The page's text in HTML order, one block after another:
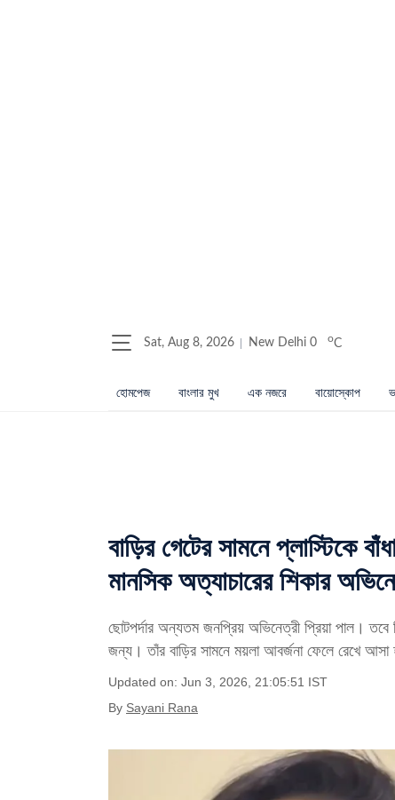
Sat, Aug 8, 2026 New Delhi 0 oC
হোমপেজ বাংলার মুখ এক নজরে বায়োস্কোপ
বাড়ির গেটের সামনে প্লাস্টিকে
মানসিক অত্যাচারের শিকার
ছোটপর্দার অন্যতম জনপ্রিয় অভিনেত্রী প্রিয়া পাল। তবে
জন্য। তাঁর বাড়ির সামনে ময়লা আবর্জনা ফেলে রেখে আসা
Updated on: Jun 3, 2026, 21:05:51 IST
By Sayani Rana